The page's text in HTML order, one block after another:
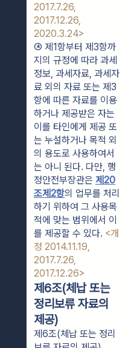
2017.7.26,
2017.12.26,
2020.3.24>
④ 제1항부터 제3항까
지의 규정에 따라 과세
정보, 과세자료, 과세자
료 외의 자료 또는 제3
항에 따른 자료를 이용
하거나 제공받은 자는
이를 타인에게 제공 또
는 누설하거나 목적 외
의 용도로 사용하여서
는 아니 된다. 다만, 행
정안전부장관은 제20
조제2항의 업무를 처리
하기 위하여 그 사용목
적에 맞는 범위에서 이
를 제공할 수 있다. <개
정 2014.11.19,
2017.7.26,
2017.12.26>
제6조(체납 또는
정리보류 자료의
제공)
제6조(체납 또는 정리